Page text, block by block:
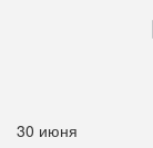
30 июня